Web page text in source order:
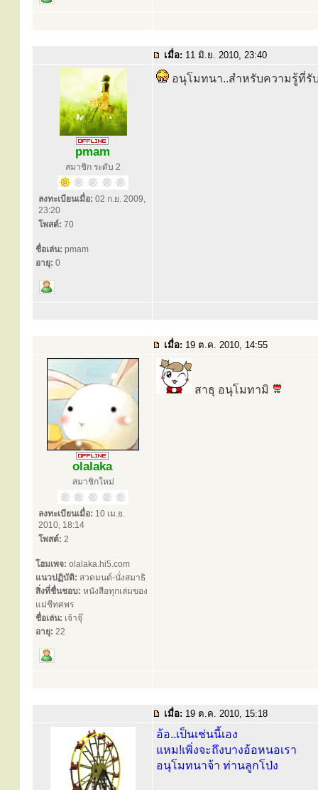
เมื่อ: 11 มิ.ย. 2010, 23:40
pmam
สมาชิก ระดับ 2
ลงทะเบียนเมื่อ: 02 ก.ย. 2009,
23:20
โพสต์: 70
ชื่อเล่น: pmam
อายุ: 0
อนุโมทนา..สำหรับความรู้ที่รั
เมื่อ: 19 ต.ค. 2010, 14:55
olalaka
สมาชิกใหม่
ลงทะเบียนเมื่อ: 10 เม.ย.
2010, 18:14
โพสต์: 2
โฮมเพจ: olalaka.hi5.com
แนวปฏิบัติ: สวดมนต์-นั่งสมาธิ
สิ่งที่ชื่นชอบ: หนังสือทุกเล่มของ
แม่ชีทศพร
ชื่อเล่น: เจ้าจุ๊
อายุ: 22
สาธุ อนุโมทามิ
เมื่อ: 19 ต.ค. 2010, 15:18
อ้อ..เป็นเช่นนี้เอง
แหม!เพิ่งจะถึงบางอ้อหนอเรา
อนุโมทนาจ้า ท่านลูกโป่ง